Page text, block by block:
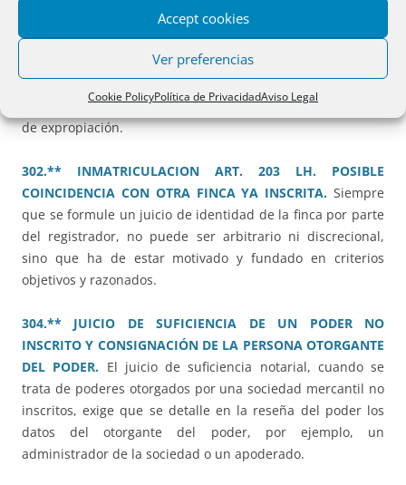
Accept cookies
Ver preferencias
Cookie PolicyPolítica de PrivacidadAviso Legal
Es posible la tramitación del expediente para
la rectificación de descripción de una finca que ha sido
previamente objeto de una expropiación que no accedió al
Registro, siempre que quede determinada
georreferenciadamente la porción que no ha sido objeto
de expropiación.
302.** INMATRICULACION ART. 203 LH. POSIBLE
COINCIDENCIA CON OTRA FINCA YA INSCRITA. Siempre
que se formule un juicio de identidad de la finca por parte
del registrador, no puede ser arbitrario ni discrecional,
sino que ha de estar motivado y fundado en criterios
objetivos y razonados.
304.** JUICIO DE SUFICIENCIA DE UN PODER NO
INSCRITO Y CONSIGNACIÓN DE LA PERSONA OTORGANTE
DEL PODER. El juicio de suficiencia notarial, cuando se
trata de poderes otorgados por una sociedad mercantil no
inscritos, exige que se detalle en la reseña del poder los
datos del otorgante del poder, por ejemplo, un
administrador de la sociedad o un apoderado.